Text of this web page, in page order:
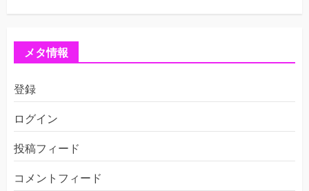
メタ情報
登録
ログイン
投稿フィード
コメントフィード